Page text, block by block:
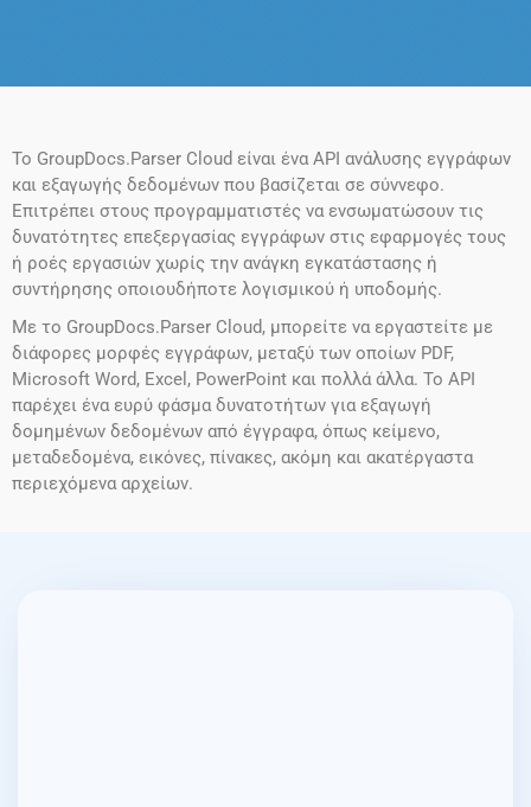
Το GroupDocs.Parser Cloud είναι ένα API ανάλυσης εγγράφων
και εξαγωγής δεδομένων που βασίζεται σε σύννεφο.
Επιτρέπει στους προγραμματιστές να ενσωματώσουν τις
δυνατότητες επεξεργασίας εγγράφων στις εφαρμογές τους
ή ροές εργασιών χωρίς την ανάγκη εγκατάστασης ή
συντήρησης οποιουδήποτε λογισμικού ή υποδομής.
Με το GroupDocs.Parser Cloud, μπορείτε να εργαστείτε με
διάφορες μορφές εγγράφων, μεταξύ των οποίων PDF,
Microsoft Word, Excel, PowerPoint και πολλά άλλα. Το API
παρέχει ένα ευρύ φάσμα δυνατοτήτων για εξαγωγή
δομημένων δεδομένων από έγγραφα, όπως κείμενο,
μεταδεδομένα, εικόνες, πίνακες, ακόμη και ακατέργαστα
περιεχόμενα αρχείων.